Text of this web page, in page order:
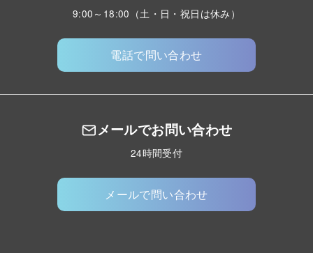
9:00～18:00（土・日・祝日は休み）
電話で問い合わせ
メールでお問い合わせ
24時間受付
メールで問い合わせ